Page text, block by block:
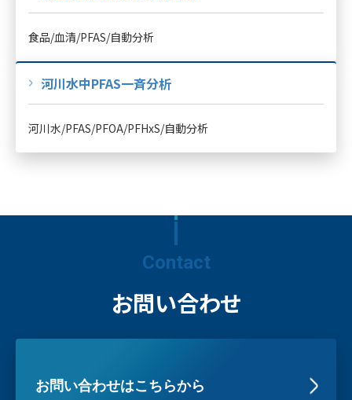
食品/血清/PFAS/自動分析
河川水中PFAS一斉分析
河川水/PFAS/PFOA/PFHxS/自動分析
Contact
お問い合わせ
お問い合わせはこちらから